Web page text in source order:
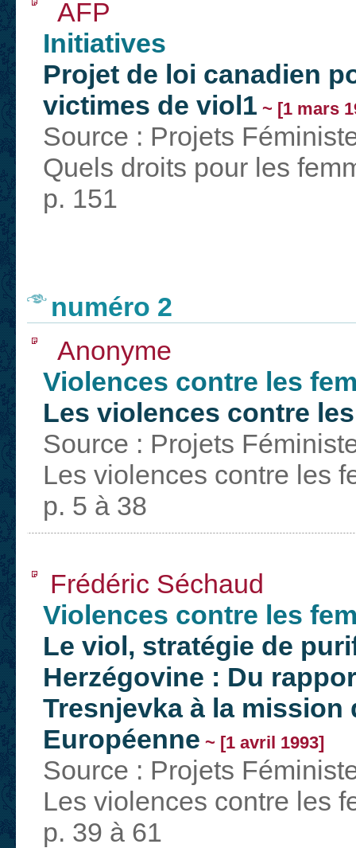
AFP
Initiatives
Projet de loi canadien
victimes de viol1 ~ [1 mars
Source : Projets
Quels droits pour les
p. 151
numéro 2
Anonyme
Violences contre les
Les violences contre
Source : Projets
Les violences contre les
p. 5 à 38
Frédéric Séchaud
Violences contre les
Le viol, stratégie de
Herzégovine : Du
Tresnjevka à la mission
Européenne ~ [1 avril 1993]
Source : Projets
Les violences contre les
p. 39 à 61